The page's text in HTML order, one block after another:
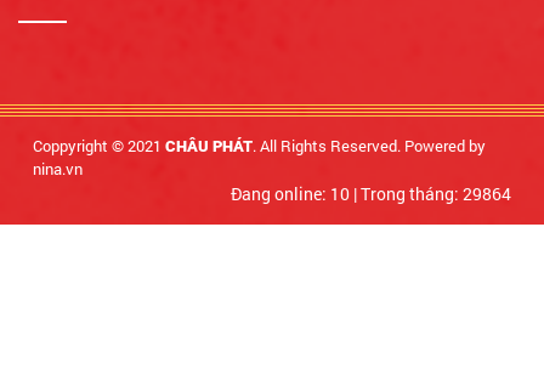
Coppyright © 2021 CHÂU PHÁT. All Rights Reserved. Powered by
nina.vn
Đang online: 10 |Trong tháng: 29864